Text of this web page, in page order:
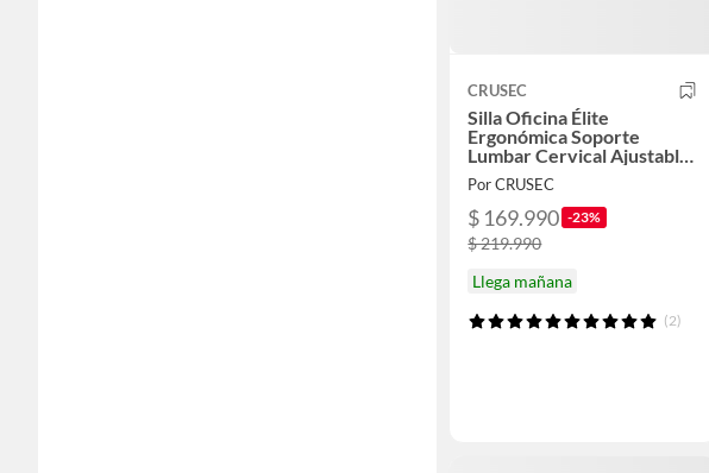
CRUSEC
Silla Oficina Élite
Ergonómica Soporte
Lumbar Cervical Ajustable
Negro
Por CRUSEC
$ 169.990 -23%
$ 219.990
Llega mañana
(2)